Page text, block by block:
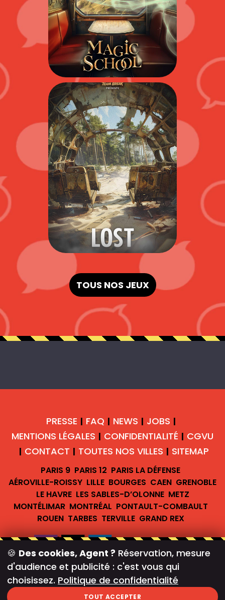
TOUS NOS JEUX
PRESSE | FAQ | NEWS | JOBS |
MENTIONS LÉGALES | CONFIDENTIALITÉ | CGVU
| CONTACT | TOUTES NOS VILLES | SITEMAP
PARIS 9 PARIS 12 PARIS LA DÉFENSE
AÉROVILLE-ROISSY LILLE BOURGES CAEN GRENOBLE
LE HAVRE LES SABLES-D’OLONNE METZ
MONTÉLIMAR MONTRÉAL PONTAULT-COMBAULT
ROUEN TARBES TERVILLE GRAND REX
#teambreakofficiel
Newsletter
🍪 Des cookies, Agent ? Réservation, mesure
d'audience et publicité : c'est vous qui
choisissez. Politique de confidentialité
TOUT ACCEPTER